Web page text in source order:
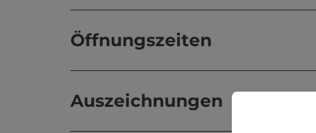
Öffnungszeiten
Auszeichnungen